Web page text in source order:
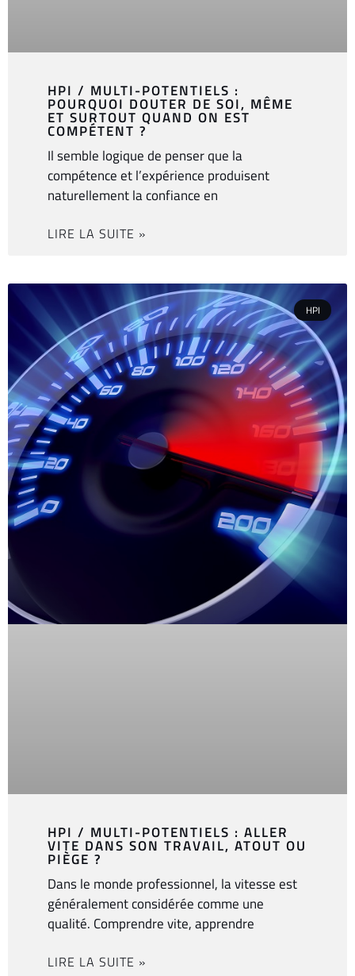
HPI / MULTI-POTENTIELS :
POURQUOI DOUTER DE SOI, MÊME
ET SURTOUT QUAND ON EST
COMPÉTENT ?
Il semble logique de penser que la
compétence et l’expérience produisent
naturellement la confiance en
LIRE LA SUITE »
HPI
HPI / MULTI-POTENTIELS : ALLER
VITE DANS SON TRAVAIL, ATOUT OU
PIÈGE ?
Dans le monde professionnel, la vitesse est
généralement considérée comme une
qualité. Comprendre vite, apprendre
LIRE LA SUITE »